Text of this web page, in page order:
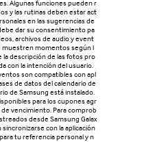
Algunas funciones pueden r
y las rutinas deben estar act
en las sugerencias de
dar su consentimiento pa
archivos de audio y event
muestren momentos según l
la descripción de las fotos pro
con la intención del usuario.
son compatibles con apl
de datos del calendario de
de Samsung está instalado.
para los cupones agr
de vencimiento. Para comprob
desde Samsung Galax
sincronizarse con la aplicación
tu referencia personal y n